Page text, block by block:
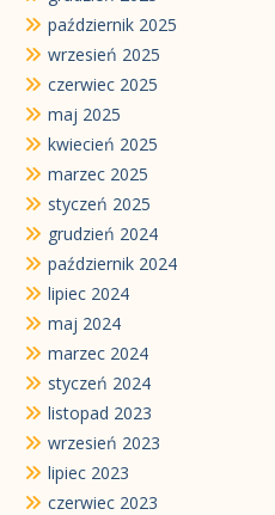
październik 2025
wrzesień 2025
czerwiec 2025
maj 2025
kwiecień 2025
marzec 2025
styczeń 2025
grudzień 2024
październik 2024
lipiec 2024
maj 2024
marzec 2024
styczeń 2024
listopad 2023
wrzesień 2023
lipiec 2023
czerwiec 2023